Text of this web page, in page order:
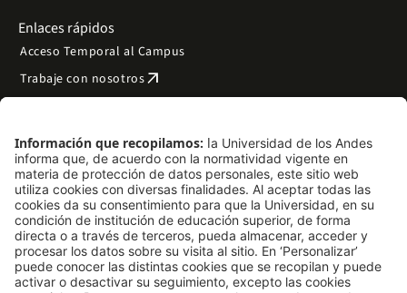
Enlaces rápidos
Acceso Temporal al Campus
Trabaje con nosotrosarrow_outward
Preguntas frecuentes
Filantropía y donacionesarrow_outward
Mapa del sitio arrow_outward
Síguenos
LinkedIn